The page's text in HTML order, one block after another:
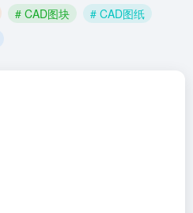
# CAD图块
# CAD图纸